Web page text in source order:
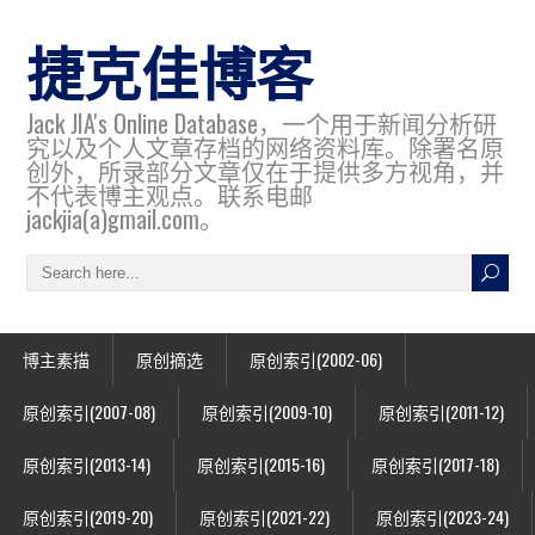
捷克佳博客
Jack JIA's Online Database，一个用于新闻分析研
究以及个人文章存档的网络资料库。除署名原
创外，所录部分文章仅在于提供多方视角，并
不代表博主观点。联系电邮
jackjia(a)gmail.com。
博主素描 原创摘选 原创索引(2002-06)
原创索引(2007-08) 原创索引(2009-10) 原创索引(2011-12)
原创索引(2013-14) 原创索引(2015-16) 原创索引(2017-18)
原创索引(2019-20) 原创索引(2021-22) 原创索引(2023-24)